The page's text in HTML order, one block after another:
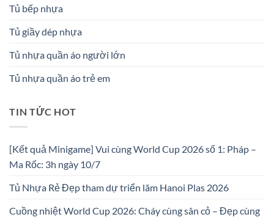
Tủ bếp nhựa
Tủ giầy dép nhựa
Tủ nhựa quần áo người lớn
Tủ nhựa quần áo trẻ em
TIN TỨC HOT
[Kết quả Minigame] Vui cùng World Cup 2026 số 1: Pháp –
Ma Rốc: 3h ngày 10/7
Tủ Nhựa Rẻ Đẹp tham dự triển lãm Hanoi Plas 2026
Cuồng nhiệt World Cup 2026: Cháy cùng sân cỏ – Đẹp cùng